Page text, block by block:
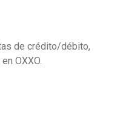
de crédito/débito,
OXXO.